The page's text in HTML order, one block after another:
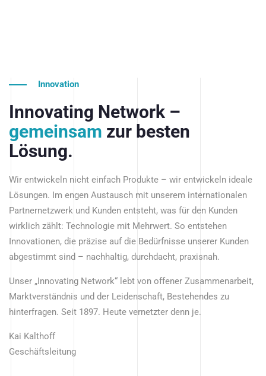
Innovation
Innovating Network –
gemeinsam zur besten
Lösung.
Wir entwickeln nicht einfach Produkte – wir entwickeln ideale
Lösungen. Im engen Austausch mit unserem internationalen
Partnernetzwerk und Kunden entsteht, was für den Kunden
wirklich zählt: Technologie mit Mehrwert. So entstehen
Innovationen, die präzise auf die Bedürfnisse unserer Kunden
abgestimmt sind – nachhaltig, durchdacht, praxisnah.
Unser „Innovating Network“ lebt von offener Zusammenarbeit,
Marktverständnis und der Leidenschaft, Bestehendes zu
hinterfragen. Seit 1897. Heute vernetzter denn je.
Kai Kalthoff
Geschäftsleitung